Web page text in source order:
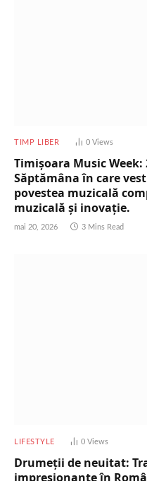
TIMP LIBER 0 Views
Timișoara Music Week:
Săptămâna în care
povestea muzicală
muzicală și inovație.
mai 20, 2026 3 Mins Read
LIFESTYLE 0 Views
Drumeții de neuitat:
impresionante în